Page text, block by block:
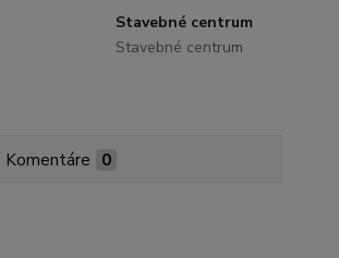
Stavebné centrum
Stavebné centrum
Komentáre 0